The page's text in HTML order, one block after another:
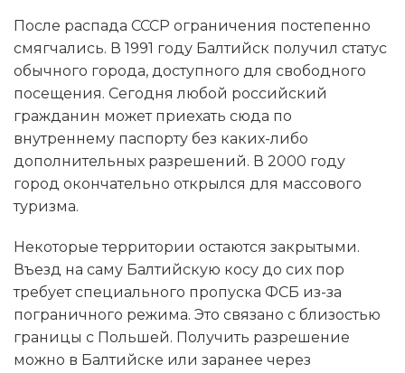
После распада СССР ограничения постепенно
смягчались. В 1991 году Балтийск получил статус
обычного города, доступного для свободного
посещения. Сегодня любой российский
гражданин может приехать сюда по
внутреннему паспорту без каких-либо
дополнительных разрешений. В 2000 году
город окончательно открылся для массового
туризма.
Некоторые территории остаются закрытыми.
Въезд на саму Балтийскую косу до сих пор
требует специального пропуска ФСБ из-за
пограничного режима. Это связано с близостью
границы с Польшей. Получить разрешение
можно в Балтийске или заранее через